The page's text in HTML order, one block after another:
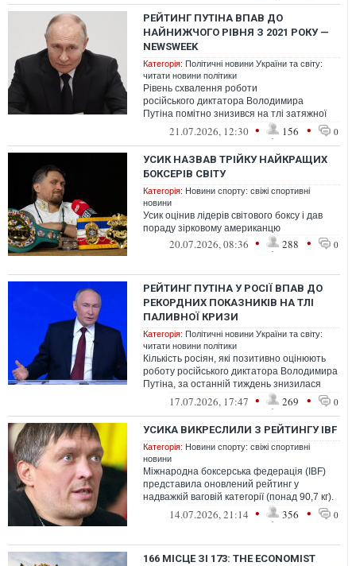
РЕЙТИНГ ПУТІНА ВПАВ ДО
НАЙНИЖЧОГО РІВНЯ З 2021 РОКУ —
NEWSWEEK
Категорія: Політичні новини України та світу:
читати новини політики
Рівень схвалення роботи
російського диктатора Володимира
Путіна помітно знизився на тлі затяжної
війни проти України, посилення цифрової
21.07.2026, 12:30 • 156 • 0
УСИК НАЗВАВ ТРІЙКУ НАЙКРАЩИХ
БОКСЕРІВ СВІТУ
Категорія: Новини спорту: свіжі спортивні
новини
Усик оцінив лідерів світового боксу і дав
пораду зірковому американцю
20.07.2026, 08:36 • 288 • 0
РЕЙТИНГ ПУТІНА У РОСІЇ ВПАВ ДО
РЕКОРДНИХ ПОКАЗНИКІВ НА ТЛІ
ПАЛИВНОЇ КРИЗИ
Категорія: Політичні новини України та світу:
читати новини політики
Кількість росіян, які позитивно оцінюють
роботу російського диктатора Володимира
Путіна, за останній тиждень знизилася
одразу на п’ять процентних пунк...
17.07.2026, 17:47 • 269 • 0
УСИКА ВИКРЕСЛИЛИ З РЕЙТИНГУ IBF
Категорія: Новини спорту: свіжі спортивні
новини
Міжнародна боксерська федерація (IBF)
представила оновлений рейтинг у
надважкій ваговій категорії (понад 90,7 кг).
Головною новиною свіжого релізу ста...
14.07.2026, 21:14 • 356 • 0
166 МІСЦЕ ЗІ 173: THE ECONOMIST